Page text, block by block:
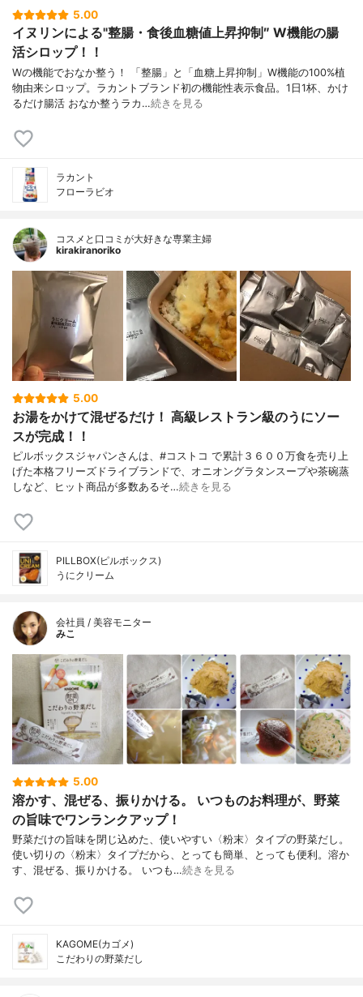
5.00
イヌリンによる"整腸・食後血糖値上昇抑制″ W機能の腸
活シロップ！！
Wの機能でおなか整う！ 「整腸」と「血糖上昇抑制」W機能の100%植
物由来シロップ。ラカントブランド初の機能性表示食品。1日1杯、かけ
るだけ腸活 おなか整うラカ…続きを見る
ラカント
フローラビオ
コスメと口コミが大好きな専業主婦
kirakiranoriko
5.00
お湯をかけて混ぜるだけ！ 高級レストラン級のうにソー
スが完成！！
ピルボックスジャパンさんは、#コストコ で累計３６００万食を売り上
げた本格フリーズドライブランドで、オニオングラタンスープや茶碗蒸
しなど、ヒット商品が多数あるそ…続きを見る
PILLBOX(ピルボックス)
うにクリーム
会社員 / 美容モニター
みこ
5.00
溶かす、混ぜる、振りかける。 いつものお料理が、野菜
の旨味でワンランクアップ！
野菜だけの旨味を閉じ込めた、使いやすい〈粉末〉タイプの野菜だし。
使い切りの〈粉末〉タイプだから、とっても簡単、とっても便利。溶か
す、混ぜる、振りかける。 いつも…続きを見る
KAGOME(カゴメ)
こだわりの野菜だし